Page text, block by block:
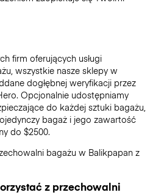
firm oferujących usługi
wszystkie nasze sklepy w
dogłębnej weryfikacji przez
Opcjonalnie udostępniamy
do każdej sztuki bagażu,
bagaż i jego zawartość
do $2500.
bagażu w Balikpapanz
z przechowalni